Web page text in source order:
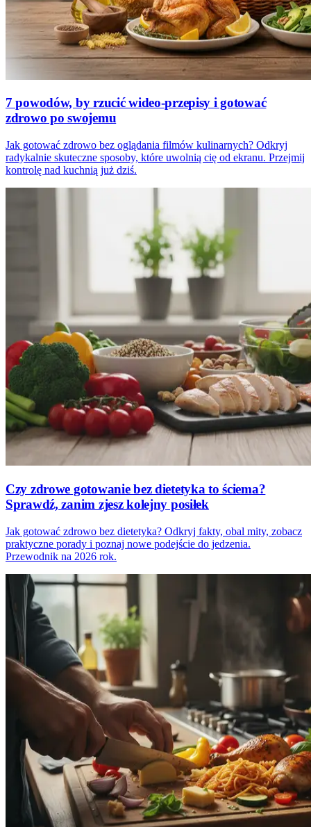
7 powodów, by rzucić wideo-przepisy i gotować
zdrowo po swojemu
Jak gotować zdrowo bez oglądania filmów kulinarnych? Odkryj
radykalnie skuteczne sposoby, które uwolnią cię od ekranu. Przejmij
kontrolę nad kuchnią już dziś.
Czy zdrowe gotowanie bez dietetyka to ściema?
Sprawdź, zanim zjesz kolejny posiłek
Jak gotować zdrowo bez dietetyka? Odkryj fakty, obal mity, zobacz
praktyczne porady i poznaj nowe podejście do jedzenia.
Przewodnik na 2026 rok.